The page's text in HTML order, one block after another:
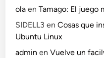
ola enTamago: El juego
SIDELL3 enCosas que
Ubuntu Linux
admin enVuelve un